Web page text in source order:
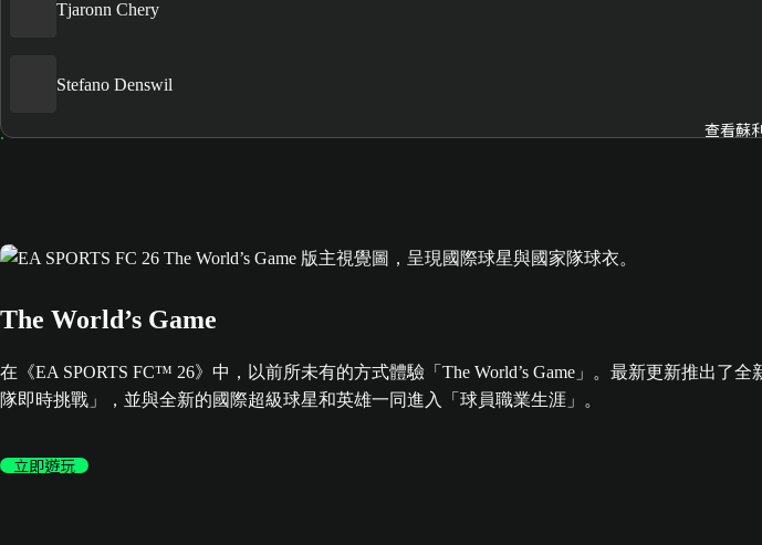
Tjaronn Chery
Stefano Denswil
查看蘇
The World’s Game
在《EA SPORTS FC™ 26》中，以前所未有的方式體驗「The World’s Game」。最新更新推出
隊即時挑戰」，並與全新的國際超級球星和英雄一同進入「球員職業生涯」。
立即遊玩